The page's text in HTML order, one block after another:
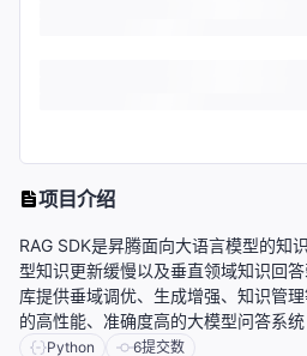
项目介绍
RAG SDK是昇腾面向大语言模型的知
型知识更新缓慢以及垂直领域知识回
库提供垂域调优、生成增强、知识管
的高性能、准确度高的大模型问答系统
Python 6提交数